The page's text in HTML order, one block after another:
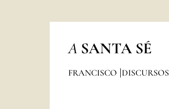
A SANTA SÉ
FRANCISCO DISCURSOS